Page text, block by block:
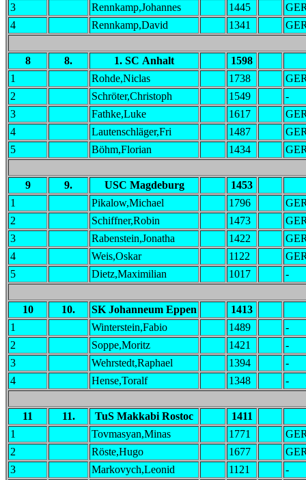
3
Rennkamp,Johannes 1445
4
Rennkamp,David 1341
8 8. 1. SC Anhalt
1598
1
Rohde,Niclas 1738
2
Schröter,Christoph 1549
-
3
Fathke,Luke 1617
4
Lautenschläger,Fri 1487
5
Böhm,Florian 1434
9 9. USC Magdeburg
1453
1
Pikalow,Michael 1796
2
Schiffner,Robin 1473
3
Rabenstein,Jonatha 1422
4
Weis,Oskar 1122
5
Dietz,Maximilian 1017 -
10 10. SK Johanneum Eppen
1413
1
Winterstein,Fabio 1489
-
2
Soppe,Moritz 1421
-
3
Wehrstedt,Raphael 1394
-
4
Hense,Toralf 1348 -
11 11. TuS Makkabi Rostoc
1411
1
Tovmasyan,Minas 1771
2
Röste,Hugo 1677
3
Markovych,Leonid 1121
-